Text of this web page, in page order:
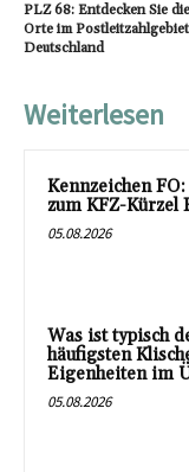
PLZ 68: Entdecken Sie
Orte im
Deutschland
Weiterlesen
Kennzeichen
zum KFZ-Kürzel
05.08.2026
Was ist typisch
häufigsten
Eigenheiten im
05.08.2026